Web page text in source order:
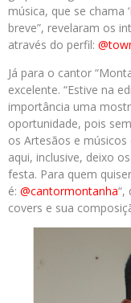
música, que se chama
breve”, revelaram os
através do perfil:
Já para o cantor
excelente. “Estive na
importância uma
oportunidade, pois
os Artesãos e
aqui, inclusive, deixo
festa. Para quem
é: @cantormontanha“,
covers e sua